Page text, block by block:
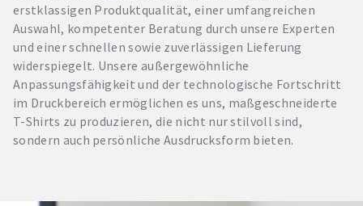
erstklassigen Produktqualität, einer umfangreichen
Auswahl, kompetenter Beratung durch unsere Experten
und einer schnellen sowie zuverlässigen Lieferung
widerspiegelt. Unsere außergewöhnliche
Anpassungsfähigkeit und der technologische Fortschritt
im Druckbereich ermöglichen es uns, maßgeschneiderte
T-Shirts zu produzieren, die nicht nur stilvoll sind,
sondern auch persönliche Ausdrucksform bieten.